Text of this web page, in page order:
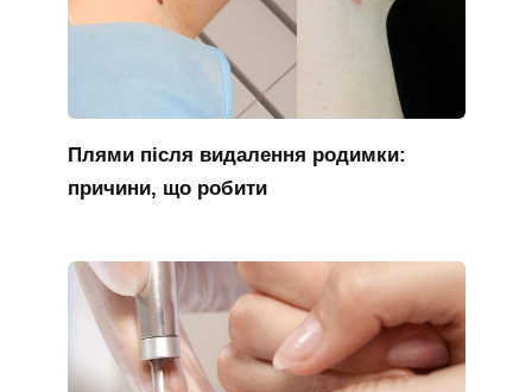
Плями після видалення родимки:
причини, що робити